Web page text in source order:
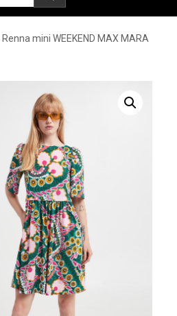
mini WEEKEND MAX MARA